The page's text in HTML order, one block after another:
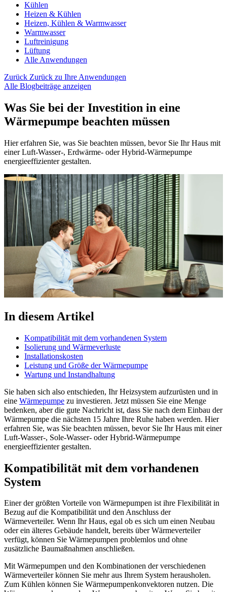
Kühlen
Heizen & Kühlen
Heizen, Kühlen & Warmwasser
Warmwasser
Luftreinigung
Lüftung
Alle Anwendungen
Zurück Zurück zu Ihre Anwendungen
Alle Blogbeiträge anzeigen
Was Sie bei der Investition in eine
Wärmepumpe beachten müssen
Hier erfahren Sie, was Sie beachten müssen, bevor Sie Ihr Haus mit
einer Luft-Wasser-, Erdwärme- oder Hybrid-Wärmepumpe
energieeffizienter gestalten.
In diesem Artikel
Kompatibilität mit dem vorhandenen System
Isolierung und Wärmeverluste
Installationskosten
Leistung und Größe der Wärmepumpe
Wartung und Instandhaltung
Sie haben sich also entschieden, Ihr Heizsystem aufzurüsten und in
eine Wärmepumpe zu investieren. Jetzt müssen Sie eine Menge
bedenken, aber die gute Nachricht ist, dass Sie nach dem Einbau der
Wärmepumpe die nächsten 15 Jahre Ihre Ruhe haben werden. Hier
erfahren Sie, was Sie beachten müssen, bevor Sie Ihr Haus mit einer
Luft-Wasser-, Sole-Wasser- oder Hybrid-Wärmepumpe
energieeffizienter gestalten.
Kompatibilität mit dem vorhandenen
System
Einer der größten Vorteile von Wärmepumpen ist ihre Flexibilität in
Bezug auf die Kompatibilität und den Anschluss der
Wärmeverteiler. Wenn Ihr Haus, egal ob es sich um einen Neubau
oder ein älteres Gebäude handelt, bereits über Wärmeverteiler
verfügt, können Sie Wärmepumpen problemlos und ohne
zusätzliche Baumaßnahmen anschließen.
Mit Wärmepumpen und den Kombinationen der verschiedenen
Wärmeverteiler können Sie mehr aus Ihrem System herausholen.
Zum Kühlen können Sie Wärmepumpenkonvektoren nutzen. Die